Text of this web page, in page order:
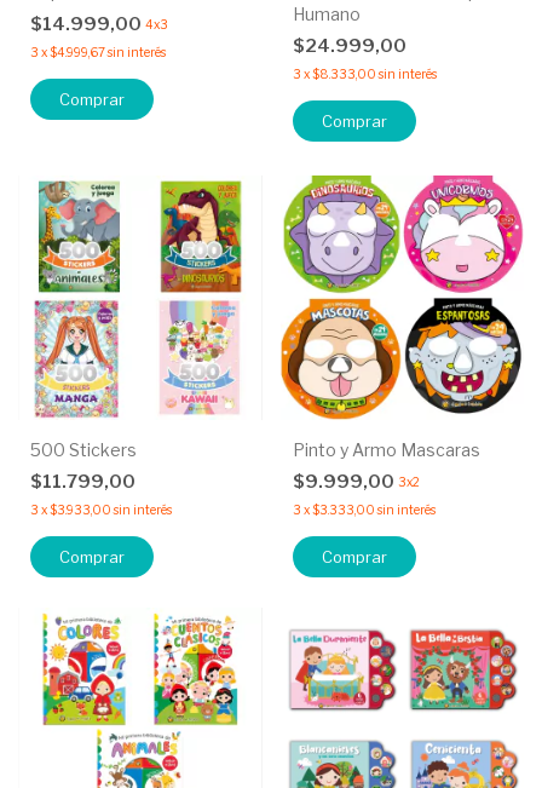
$14.999,00 4x3
3 x$4.999,67sin interés
Comprar
Humano
$24.999,00
3 x$8.333,00 sin interés
500 Stickers
$11.799,00
3 x$3.933,00 sin interés
Comprar
Pinto y Armo Mascaras
$9.999,00 3x2
3 x$3.333,00 sin interés
Comprar